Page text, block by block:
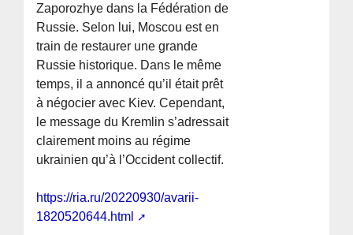
Zaporozhye dans la Fédération de
Russie. Selon lui, Moscou est en
train de restaurer une grande
Russie historique. Dans le même
temps, il a annoncé qu’il était prêt
à négocier avec Kiev. Cependant,
le message du Kremlin s’adressait
clairement moins au régime
ukrainien qu’à l’Occident collectif.
https://ria.ru/20220930/avarii-
1820520644.html